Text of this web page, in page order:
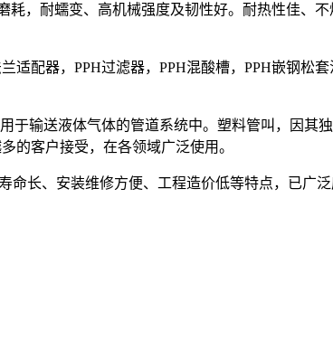
，耐蠕变、高机械强度及韧性好。耐热性佳、
适配器，PPH过滤器，PPH混酸槽，PPH嵌钢松
输送液体气体的管道系统中。塑料管叫，因其
的客户接受，在各领域广泛使用。
命长、安装维修方便、工程造价低等特点，已广